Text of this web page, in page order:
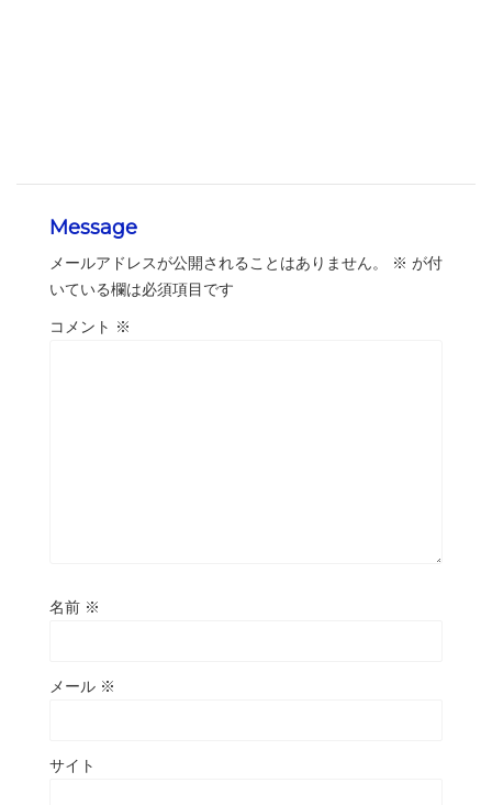
Message
メールアドレスが公開されることはありません。 ※ が付
いている欄は必須項目です
コメント ※
名前 ※
メール ※
サイト